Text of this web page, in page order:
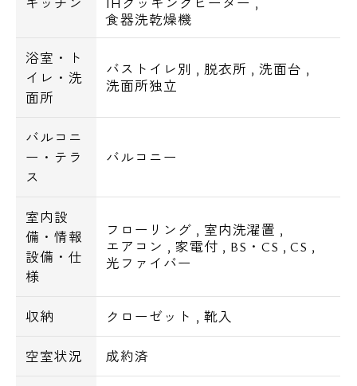
食器洗乾燥機
浴室・ト
イレ・洗
面所
バストイレ別 , 脱衣所 , 洗面台 ,
洗面所独立
バルコニ
ー・テラ
ス
バルコニー
室内設
備・情報
設備・仕
様
フローリング , 室内洗濯置 ,
エアコン ,家電付 , BS・CS ,CS ,
光ファイバー
収納 クローゼット , 靴入
空室状況 成約済